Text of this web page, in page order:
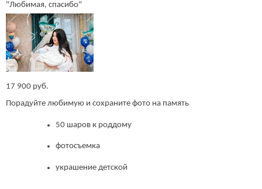
"Любимая, спасибо"
17 900 руб.
Порадуйте любимую и сохраните фото на память
50 шаров к роддому
фотосъемка
украшение детской